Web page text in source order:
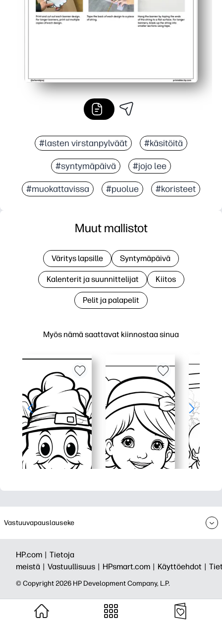
#lasten virstanpylväät #käsitöitä
#syntymäpäivä #jojo lee
#muokattavissa #puolue #koristeet
Myös nämä saattavat kiinnostaa sinua
Muut mallistot
Väritys lapsille Syntymäpäivä
Kalenterit ja suunnittelijat Kiitos
Pelit ja palapelit
Vastuuvapauslauseke
HP.com | Tietoja
meistä | Vastuullisuus | HPsmart.com | Käyttöehdot |
© Copyright 2026 HP Development Company, L.P.